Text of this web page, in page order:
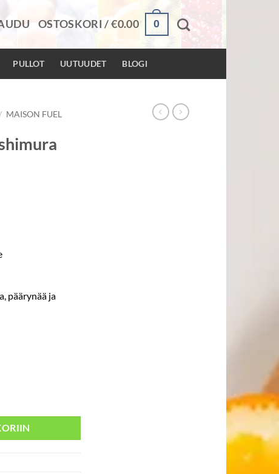
OSTOSKORI /€0.00 0
PULLOT UUTUUDET BLOGI
/ MAISON FUEL
päärynää ja